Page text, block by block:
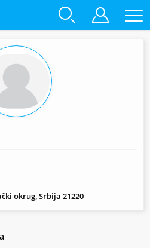
okrug, Srbija 21220